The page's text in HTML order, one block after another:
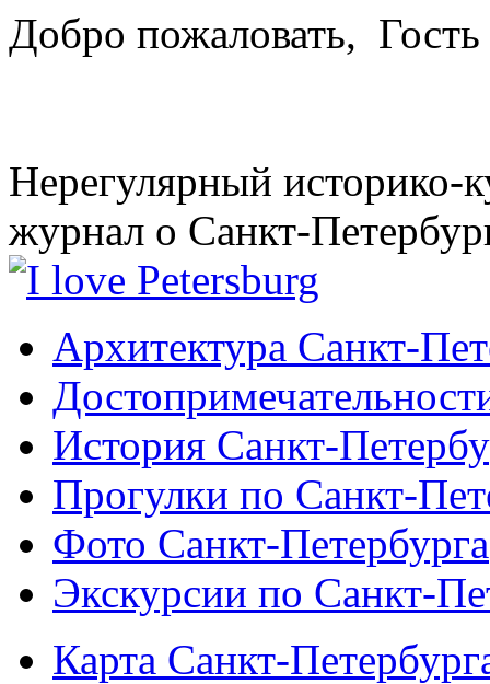
Добро пожаловать, Гость
Нерегулярный историко-
журнал о Санкт-
Архитектура Санкт-
История Санкт-
Прогулки по Санкт-
Фото Санкт-Петербурга
Экскурсии по Санкт-
Карта Санкт-